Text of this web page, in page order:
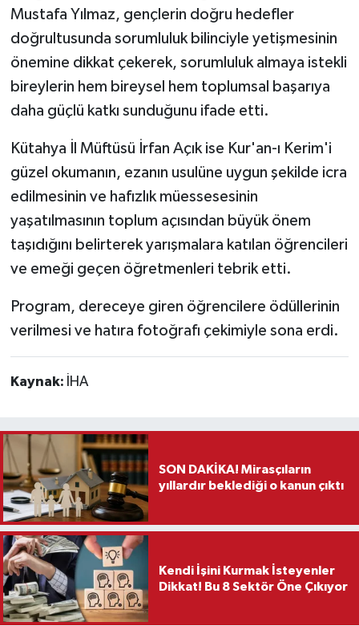
Mustafa Yılmaz, gençlerin doğru hedefler
doğrultusunda sorumluluk bilinciyle yetişmesinin
önemine dikkat çekerek, sorumluluk almaya istekli
bireylerin hem bireysel hem toplumsal başarıya
daha güçlü katkı sunduğunu ifade etti.
Kütahya İl Müftüsü İrfan Açık ise Kur'an-ı Kerim'i
güzel okumanın, ezanın usulüne uygun şekilde icra
edilmesinin ve hafızlık müessesesinin
yaşatılmasının toplum açısından büyük önem
taşıdığını belirterek yarışmalara katılan öğrencileri
ve emeği geçen öğretmenleri tebrik etti.
Program, dereceye giren öğrencilere ödüllerinin
verilmesi ve hatıra fotoğrafı çekimiyle sona erdi.
Kaynak: İHA
SON DAKİKA! Mirasçıların
yıllardır beklediği o kanun çıktı
Kendi İşini Kurmak İsteyenler
Dikkat! Bu 8 Sektör Öne Çıkıyor